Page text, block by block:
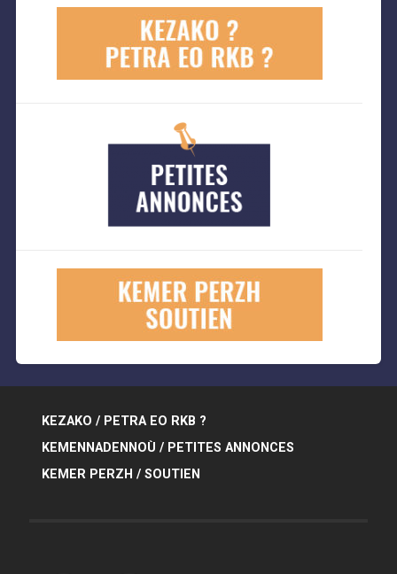
KEZAKO / PETRA EO RKB ?
KEMENNADENNOÙ / PETITES ANNONCES
KEMER PERZH / SOUTIEN